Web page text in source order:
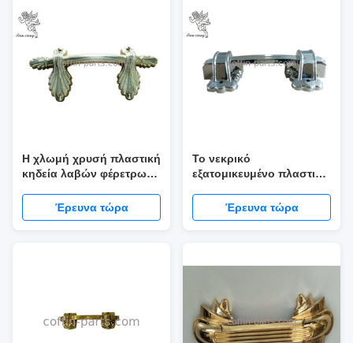
Η χλωμή χρυσή πλαστική
κηδεία λαβών φέρετρων
ύφος H9004 - 1
Έρευνα τώρα
Το νεκρικό
εξατομικευμένο πλαστικό
ασημένιο πλαστικό για τη
διακόσμηση κασετινών
Έρευνα τώρα